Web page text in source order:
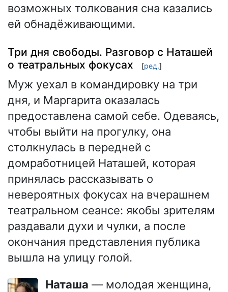
возможных толкования сна казались
ей обнадёживающими.
Три дня свободы. Разговор с Наташей
о театральных фокусах
[ред.]
Муж уехал в командировку на три
дня, и Маргарита оказалась
предоставлена самой себе. Одеваясь,
чтобы выйти на прогулку, она
столкнулась в передней с
домработницей Наташей, которая
принялась рассказывать о
невероятных фокусах на вчерашнем
театральном сеансе: якобы зрителям
раздавали духи и чулки, а после
окончания представления публика
вышла на улицу голой.
Наташа — молодая женщина,